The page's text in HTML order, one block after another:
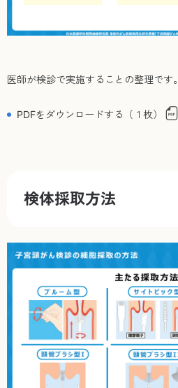
医師が検診で実施することの整理です。
PDFをダウンロードする（１枚）
検体採取方法